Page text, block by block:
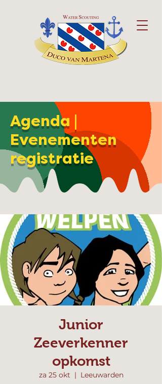
Agenda |
Evenementen
registratie
Junior
Zeeverkenner
opkomst
za 25 okt
  |
Leeuwarden